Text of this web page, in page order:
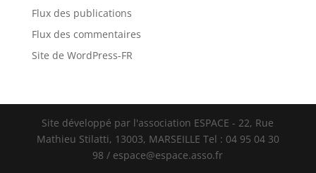
Flux des publications
Flux des commentaires
Site de WordPress-FR
Site développé par l'association ESPACE - 22, Rue
Mathieu Stilatti, 13003, MARSEILLE Tel : 04 95 04 30
98 / espace@espace.asso.fr